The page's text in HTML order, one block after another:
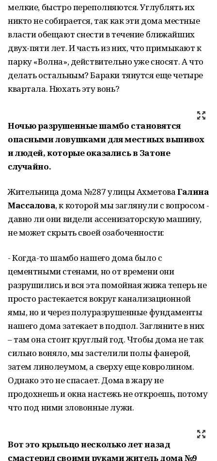
мелкие, быстро переполняются. Углублять их
никто не собирается, так как эти дома местные
власти обещают снести в течение ближайших
двух-пяти лет. И часть из них, что примыкают к
парку «Волна», действительно уже сносят. А что
делать остальным? Бараки тянутся еще четыре
квартала. Нюхать эту вонь?
Ночью разрушенные шамбо становятся
опасными ловушками для местных выпивох
и людей, которые оказались в Затоне
случайно.
Жительница дома №287 улицы АхметоваГалина
Массалова, к которой мы заглянули с вопросом -
давно ли они видели ассенизаторскую машину,
не может скрыть своей озабоченности:
- Когда-то шамбо нашего дома было с
цементными стенами, но от времени они
разрушились и вся эта помойная жижа теперь не
просто растекается вокруг канализационной
ямы, но и через полуразрушенные фундаменты
нашего дома затекает в подпол. Загляните в них
– там она стоит круглый год. Чтобы дома не так
сильно воняло, мы застелили полы фанерой,
затем линолеумом, а сверху еще ковролином.
Однако это не спасает. Дома в жару не
продохнешь и окна настежь не откроешь, потому
что под ними зловонные лужи.
Вот это крыльцо несколько лет назад
смастерил своими руками житель дома №9